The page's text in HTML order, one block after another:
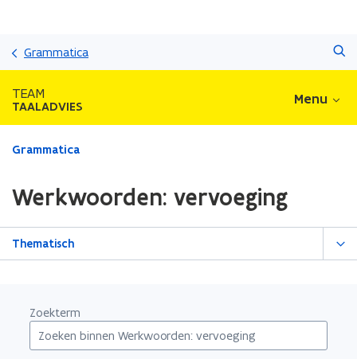
Grammatica
TEAM
TAALADVIES Menu
Gedaan
zich
op:
Werkwoorden:
Grammatica
Werkwoorden: vervoeging
Thematisch
Zoekterm